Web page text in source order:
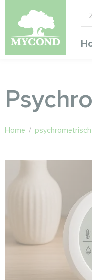
Home /